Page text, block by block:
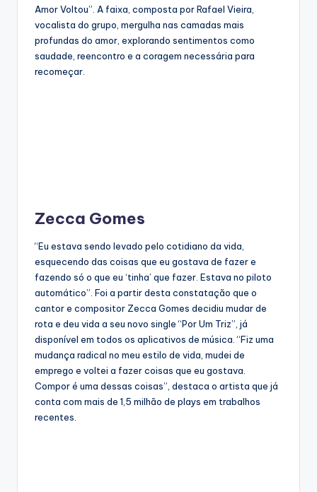
Amor Voltou”. A faixa, composta por Rafael Vieira,
vocalista do grupo, mergulha nas camadas mais
profundas do amor, explorando sentimentos como
saudade, reencontro e a coragem necessária para
recomeçar.
Zecca Gomes
“Eu estava sendo levado pelo cotidiano da vida,
esquecendo das coisas que eu gostava de fazer e
fazendo só o que eu ‘tinha’ que fazer. Estava no piloto
automático”. Foi a partir desta constatação que o
cantor e compositor Zecca Gomes decidiu mudar de
rota e deu vida a seu novo single “Por Um Triz”, já
disponível em todos os aplicativos de música. “Fiz uma
mudança radical no meu estilo de vida, mudei de
emprego e voltei a fazer coisas que eu gostava.
Compor é uma dessas coisas”, destaca o artista que já
conta com mais de 1,5 milhão de plays em trabalhos
recentes.